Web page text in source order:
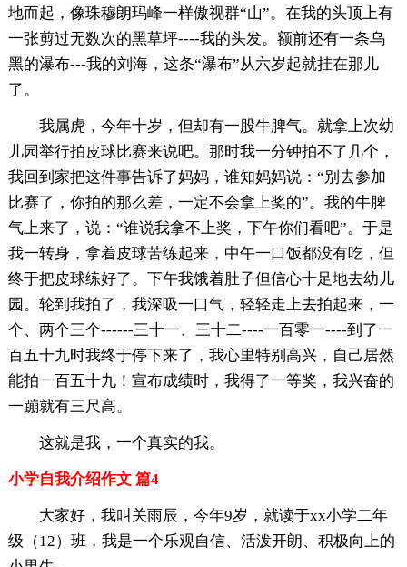
地而起，像珠穆朗玛峰一样傲视群“山”。在我的头顶上有
一张剪过无数次的黑草坪----我的头发。额前还有一条乌
黑的瀑布---我的刘海，这条“瀑布”从六岁起就挂在那儿
了。
我属虎，今年十岁，但却有一股牛脾气。就拿上次幼
儿园举行拍皮球比赛来说吧。那时我一分钟拍不了几个，
我回到家把这件事告诉了妈妈，谁知妈妈说：“别去参加
比赛了，你拍的那么差，一定不会拿上奖的”。我的牛脾
气上来了，说：“谁说我拿不上奖，下午你们看吧”。于是
我一转身，拿着皮球苦练起来，中午一口饭都没有吃，但
终于把皮球练好了。下午我饿着肚子但信心十足地去幼儿
园。轮到我拍了，我深吸一口气，轻轻走上去拍起来，一
个、两个三个------三十一、三十二----一百零一----到了一
百五十九时我终于停下来了，我心里特别高兴，自己居然
能拍一百五十九！宣布成绩时，我得了一等奖，我兴奋的
一蹦就有三尺高。
这就是我，一个真实的我。
小学自我介绍作文 篇4
大家好，我叫关雨辰，今年9岁，就读于xx小学二年
级（12）班，我是一个乐观自信、活泼开朗、积极向上的